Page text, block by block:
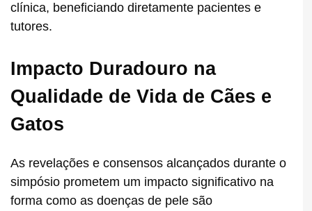
clínica, beneficiando diretamente pacientes e
tutores.
Impacto Duradouro na
Qualidade de Vida de Cães e
Gatos
As revelações e consensos alcançados durante o
simpósio prometem um impacto significativo na
forma como as doenças de pele são